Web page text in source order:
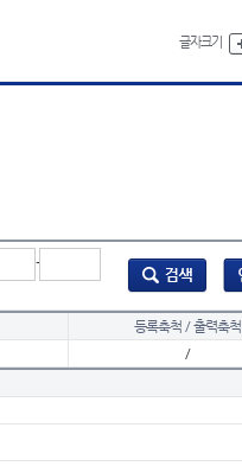
글자크기
-
등록축척 / 출력축척
/